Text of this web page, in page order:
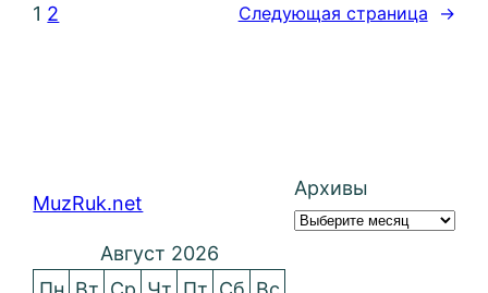
1 2 Следующая страница →
MuzRuk.net
Архивы
Август 2026